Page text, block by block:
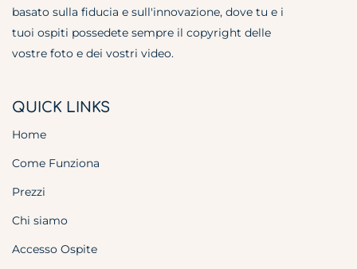
basato sulla fiducia e sull'innovazione, dove tu e i
tuoi ospiti possedete sempre il copyright delle
vostre foto e dei vostri video.
QUICK LINKS
Home
Come Funziona
Prezzi
Chi siamo
Accesso Ospite